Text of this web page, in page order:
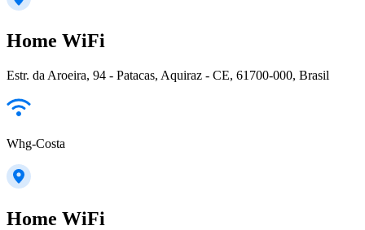
Home WiFi
Estr. da Aroeira, 94 - Patacas, Aquiraz - CE, 61700-000, Brasil
Whg-Costa
Home WiFi